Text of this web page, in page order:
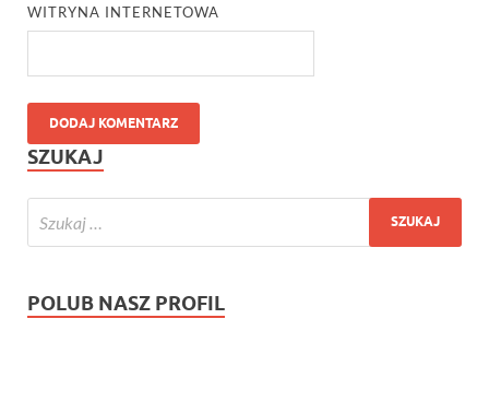
WITRYNA INTERNETOWA
SZUKAJ
POLUB NASZ PROFIL